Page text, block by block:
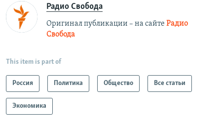
Радио Свобода
Оригинал публикации – на сайте Радио
Свобода
This item is part of
Россия Политика Общество Все статьи
Экономика